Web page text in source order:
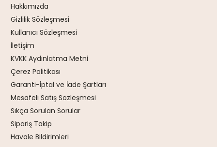
Hakkımızda
Gizlilik Sözleşmesi
Kullanıcı Sözleşmesi
İletişim
KVKK Aydınlatma Metni
Çerez Politikası
Garanti-İptal ve İade Şartları
Mesafeli Satış Sözleşmesi
Sıkça Sorulan Sorular
Sipariş Takip
Havale Bildirimleri